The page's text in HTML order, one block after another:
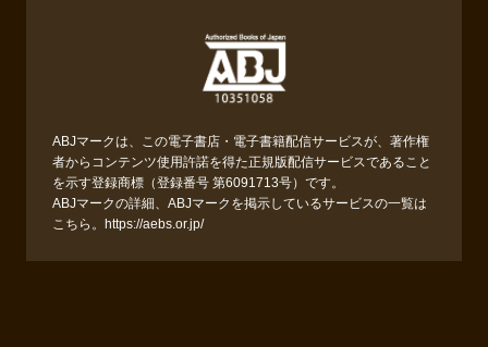
ABJマークは、この電子書店・電子書籍配信サービスが、著作権
者からコンテンツ使用許諾を得た正規版配信サービスであること
を示す登録商標（登録番号 第6091713号）です。
ABJマークの詳細、ABJマークを掲示しているサービスの一覧は
こちら。 https://aebs.or.jp/